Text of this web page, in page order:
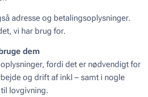
adresse og betalingsoplysninger.
vi har brug for.
dem
fordi det er nødvendigt for
og drift af inkl – samt i nogle
lovgivning.